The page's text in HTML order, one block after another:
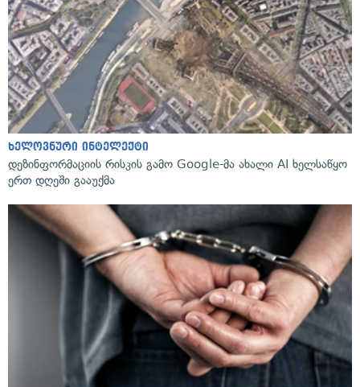
ხელოვნური ინტელექტი
დეზინფორმაციის რისკის გამო Google-მა ახალი AI ხელსაწყო
ერთ დღეში გააუქმა